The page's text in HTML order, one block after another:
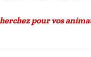
pour vos